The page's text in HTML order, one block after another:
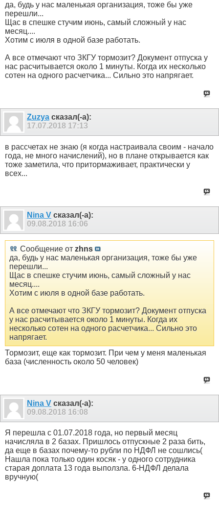
да, будь у нас маленькая организация, тоже бы уже
перешли...
Щас в спешке стучим июнь, самый сложный у нас
месяц....
Хотим с июля в одной базе работать.
А все отмечают что ЗКГУ тормозит? Документ отпуска у
нас расчитывается около 1 минуты. Когда их несколько
сотен на одного расчетчика... Сильно это напрягает.
Zuzya сказал(-а):
17.07.2018 17:13
в рассчетах не знаю (я когда настраивала своим - начало
года, не много начислений), но в плане открывается как
тоже заметила, что притормаживает, практически у
всех...
Nina V сказал(-а):
09.08.2018 16:06
Сообщение от zhns
да, будь у нас маленькая организация, тоже бы уже
перешли...
Щас в спешке стучим июнь, самый сложный у нас
месяц....
Хотим с июля в одной базе работать.
А все отмечают что ЗКГУ тормозит? Документ отпуска
у нас расчитывается около 1 минуты. Когда их
несколько сотен на одного расчетчика... Сильно это
напрягает.
Тормозит, еще как тормозит. При чем у меня маленькая
база (численность около 50 человек)
Nina V сказал(-а):
09.08.2018 16:08
Я перешла с 01.07.2018 года, но первый месяц
начисляла в 2 базах. Пришлось отпускные 2 раза бить,
да еще в базах почему-то рубли по НДФЛ не сошлись(
Нашла пока только один косяк - у одного сотрудника
старая доплата 13 года выползла. 6-НДФЛ делала
вручную(